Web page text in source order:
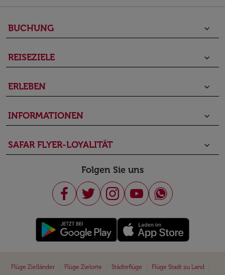
BUCHUNG keyboard_arrow_down
REISEZIELE keyboard_arrow_down
ERLEBEN keyboard_arrow_down
INFORMATIONEN keyboard_arrow_down
SAFAR FLYER-LOYALITÄT keyboard_arrow_down
Folgen Sie uns
Flüge Zielländer Flüge Zielorte Städteflüge Flüge Stadt zu Land